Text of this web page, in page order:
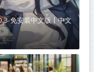
免安装中文版丨中文